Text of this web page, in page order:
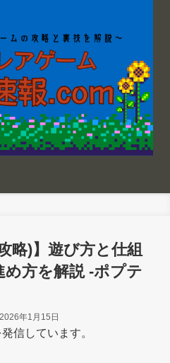
略)】遊び方と仕組
め方を解説 -ポプテ
2026年1月15日
信しています。